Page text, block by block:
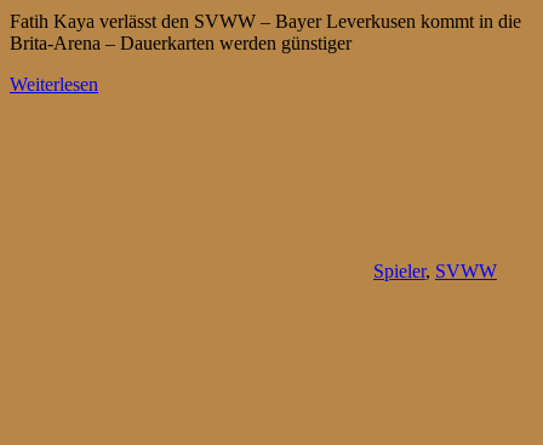
Fatih Kaya verlässt den SVWW – Bayer Leverkusen kommt in die
Brita-Arena – Dauerkarten werden günstiger
Weiterlesen
Spieler, SVWW